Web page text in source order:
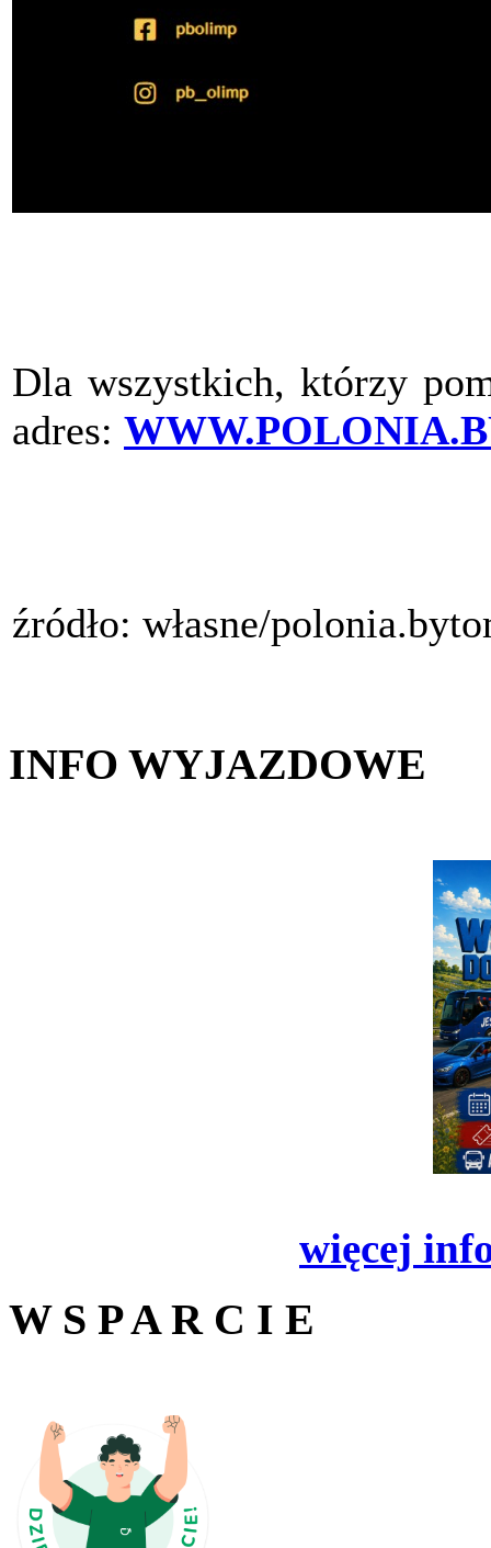
Dla wszystkich, którzy
adres:
źródło: własne/
INFO WYJAZDOWE
więcej
W S P A R C I E